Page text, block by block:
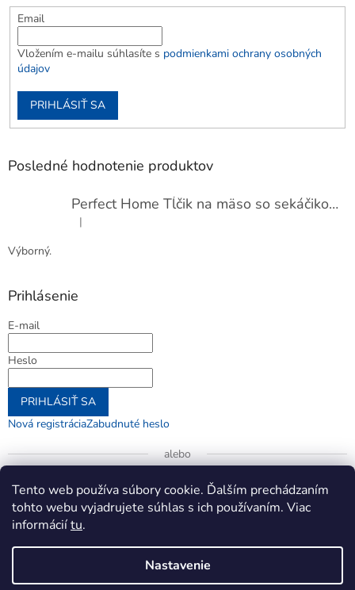
Tento web používa súbory cookie. Ďalším prechádzaním
tohto webu vyjadrujete súhlas s ich používaním. Viac
informáciítu.
Nastavenie
Email
Vložením e-mailu súhlasíte s podmienkami ochrany osobných
údajov
PRIHLÁSIŤ SA
Posledné hodnotenie produktov
Perfect Home Tĺčik na mäso so sekáčikom, 56893
Hodnotenie produktu je 5 z 5 hviezdičiek.
|
Výborný.
Prihlásenie
E-mail
Heslo
PRIHLÁSIŤ SA
Nová registráciaZabudnuté heslo
alebo
Prihlásiť sa cez Google